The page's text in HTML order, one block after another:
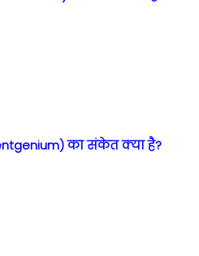
का संकेत क्या है?